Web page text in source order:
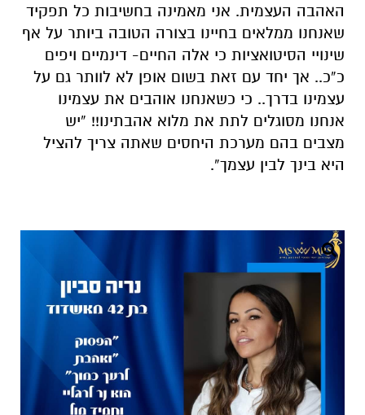
האהבה העצמית. אני מאמינה בחשיבות כל תפקיד
שאנחנו ממלאים בחיינו בצורה הטובה ביותר על אף
שינויי הסיטואציות כי אלה החיים- דינמיים ויפים
כ”כ.. אך יחד עם זאת בשום אופן לא לוותר גם על
עצמינו בדרך.. כי כשאנחנו אוהבים את עצמינו
אנחנו מסוגלים לתת את מלוא אהבתינו!! “יש
מצבים בהם מערכת היחסים שאתה צריך להציל
היא בינך לבין עצמך”.